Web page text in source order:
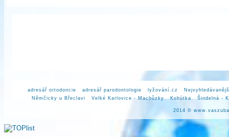
adresář ortodoncie adresář parodontologie lyžování.cz
Němčicky u Břeclavi
Velké Karlovice - Machůzky Kohútka Šindelná -
2014 ©